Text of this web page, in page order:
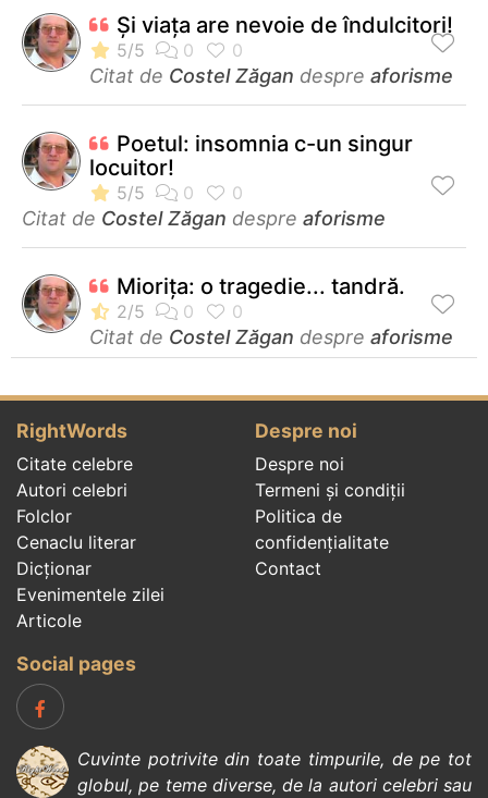
Și viața are nevoie de îndulcitori!
Citat de Costel Zăgan despre aforisme
Poetul: insomnia c-un singur
locuitor!
Citat de Costel Zăgan despre aforisme
Mioriţa: o tragedie... tandră.
Citat de Costel Zăgan despre aforisme
RightWords
Citate celebre
Autori celebri
Folclor
Cenaclu literar
Dicționar
Evenimentele zilei
Articole
Despre noi
Despre noi
Termeni și condiții
Politica de
confidenţialitate
Contact
Social pages
Cuvinte potrivite din toate timpurile, de pe tot
globul, pe teme diverse, de la autori celebrisau